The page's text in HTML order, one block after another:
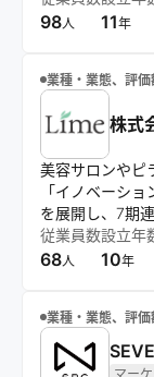
98人 11年
業種・業態、評
株式
美容サロンやピ
「イノベーシ
を展開し、7期
従業員数
68人
設立年
10年
業種・業態、評